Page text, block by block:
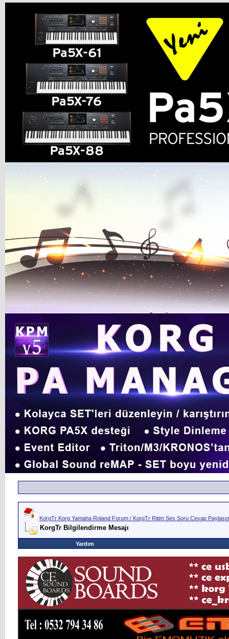
KorgTr Korg Yamaha Roland Forum / KorgTr Ritim Ses Soru Cevap
KorgTr Bilgilendirme Mesajı
Yardım